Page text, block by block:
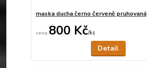
maska ducha černo červeně pruhovaná
800 Kč/ks
Detail